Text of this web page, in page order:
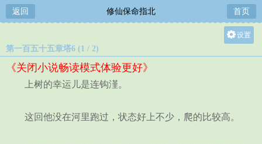
返回 修仙保命指北 首页
设置
第一百五十五章塔6 (1 / 2)
《关闭小说畅读模式体验更好》
上树的幸运儿是连钩漌。
这回他没在河里跑过，状态好上不少，爬的比较高。